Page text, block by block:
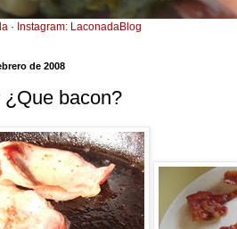
· Instagram: LaconadaBlog
de 2008
bacon?